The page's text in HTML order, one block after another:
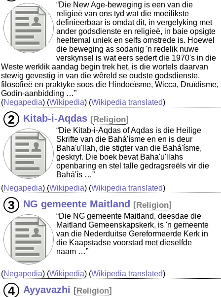
“Die New Age-beweging is een van die
religieë van ons tyd wat die moeilikste
definieerbaar is omdat dit, in vergelyking met
ander godsdienste en religieë, in baie opsigte
heeltemal uniek en selfs omstrede is. Hoewel
die beweging as sodanig 'n redelik nuwe
verskynsel is wat eers sedert die 1970's in die
Weste werklik aandag begin trek het, is die wortels daarvan
stewig gevestig in van die wêreld se oudste godsdienste,
filosofieë en praktyke soos die Hindoeïsme, Wicca, Druïdisme,
Godin-aanbidding …”
(Negapedia) (Wikipedia) (Wikipedia translated)
Kitab-i-Aqdas [Religion]
“Die Kitab-i-Aqdas of Aqdas is die Heilige
Skrifte van die Bahá'ísme en en is deur
Baha'u'llah, die stigter van die Bahá'ísme,
geskryf. Die boek bevat Baha'u'llahs
openbaring en stel talle gedragsreëls vir die
Bahá'ís …”
(Negapedia) (Wikipedia) (Wikipedia translated)
NG gemeente Maitland [Religion]
“Die NG gemeente Maitland, deesdae die
Maitland Gemeenskapskerk, is 'n gemeente
van die Nederduitse Gereformeerde Kerk in
die Kaapstadse voorstad met dieselfde
naam …”
(Negapedia) (Wikipedia) (Wikipedia translated)
Ayyavazhi [Religion]